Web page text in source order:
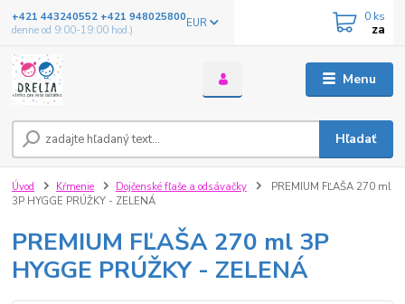
Menu
EUR
Hľadať
+421 443240552 +421 948025800
denne od 9:00-19:00 hod.)
0 ks
za
Úvod Kŕmenie Dojčenské fľaše a odsávačky
PREMIUM FĽAŠA 270 ml
3P HYGGE PRÚŽKY - ZELENÁ
PREMIUM FĽAŠA 270 ml 3P
HYGGE PRÚŽKY - ZELENÁ